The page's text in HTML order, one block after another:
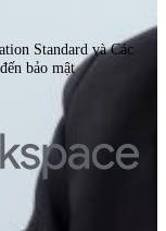
Standard và Các
bảo mật